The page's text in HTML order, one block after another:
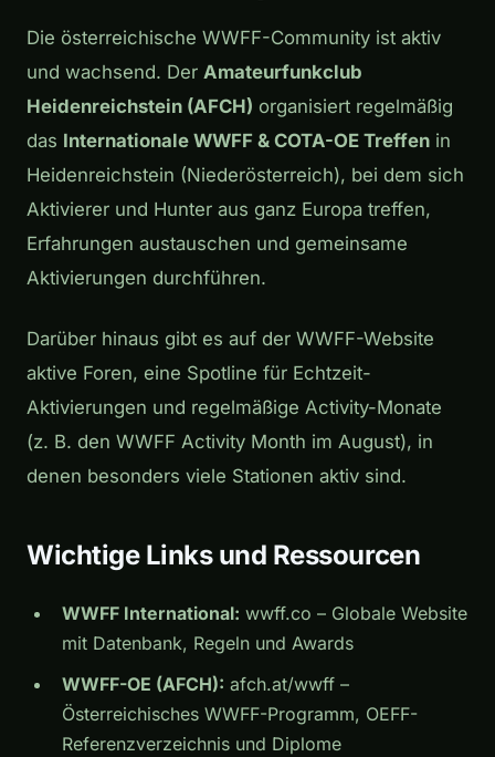
Die österreichische WWFF-Community ist aktiv
und wachsend. Der Amateurfunkclub
Heidenreichstein (AFCH) organisiert regelmäßig
das Internationale WWFF & COTA-OE Treffen in
Heidenreichstein (Niederösterreich), bei dem sich
Aktivierer und Hunter aus ganz Europa treffen,
Erfahrungen austauschen und gemeinsame
Aktivierungen durchführen.
Darüber hinaus gibt es auf der WWFF-Website
aktive Foren, eine Spotline für Echtzeit-
Aktivierungen und regelmäßige Activity-Monate
(z. B. den WWFF Activity Month im August), in
denen besonders viele Stationen aktiv sind.
Wichtige Links und Ressourcen
WWFF International: wwff.co – Globale Website
mit Datenbank, Regeln und Awards
WWFF-OE (AFCH): afch.at/wwff –
Österreichisches WWFF-Programm, OEFF-
Referenzverzeichnis und Diplome